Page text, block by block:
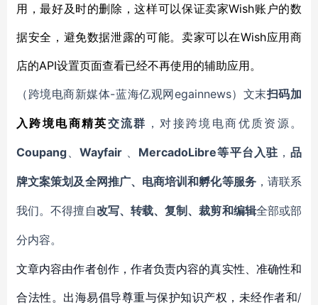
用，最好及时的删除，这样可以保证卖家Wish账户的数
据安全，避免数据泄露的可能。卖家可以在Wish应用商
店的API设置页面查看已经不再使用的辅助应用。
（跨境电商新媒体-蓝海亿观网egainnews）文末扫码加
入 跨境电商精英交流群 ，对接跨境电商优质资源。
Coupang 、Wayfair MercadoLibre等平台入驻 ，品
牌文案策划及全网推广、电商培训和孵化等服务，请联系
我们。不得擅自改写、转载、复制、裁剪和编辑全部或部
分内容。
文章内容由作者创作，作者负责内容的真实性、准确性和
合法性。出海易倡导尊重与保护知识产权，未经作者和/